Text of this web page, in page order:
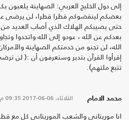
إلى دول الخليج العربي: الصهاينة
بعضكم لينقضوكم قطرا قطرا، لن يرضى
حتى يصيبكم الهلاك الذي أصاب العديد من
بعدكم عن الله ، عودو إلى الله واتحدوا
الله، لن تجنو من خدمتكم الصهاينة والأمركان
إقرأوا القرآن بتدبر وستعرفون أن :( لن
تتبع ملتهم).
محمد الامام الثلاثاء، 06-06-2017 09:35 م
انا موريتاني والشعب الموريتاني كل مع